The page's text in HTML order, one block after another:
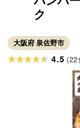
ク
大阪府 泉佐野市
4.5 (22